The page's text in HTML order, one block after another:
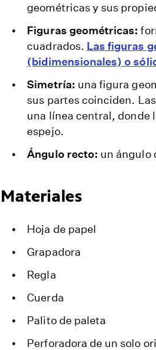
geométricas y sus
Figuras geométricas:
cuadrados. Las figuras
(bidimensionales) o
Simetría: una figura
sus partes coinciden.
una línea central, donde
espejo.
Ángulo recto: un ángulo
Materiales
Hoja de papel
Grapadora
Regla
Cuerda
Palito de paleta
Perforadora de un solo